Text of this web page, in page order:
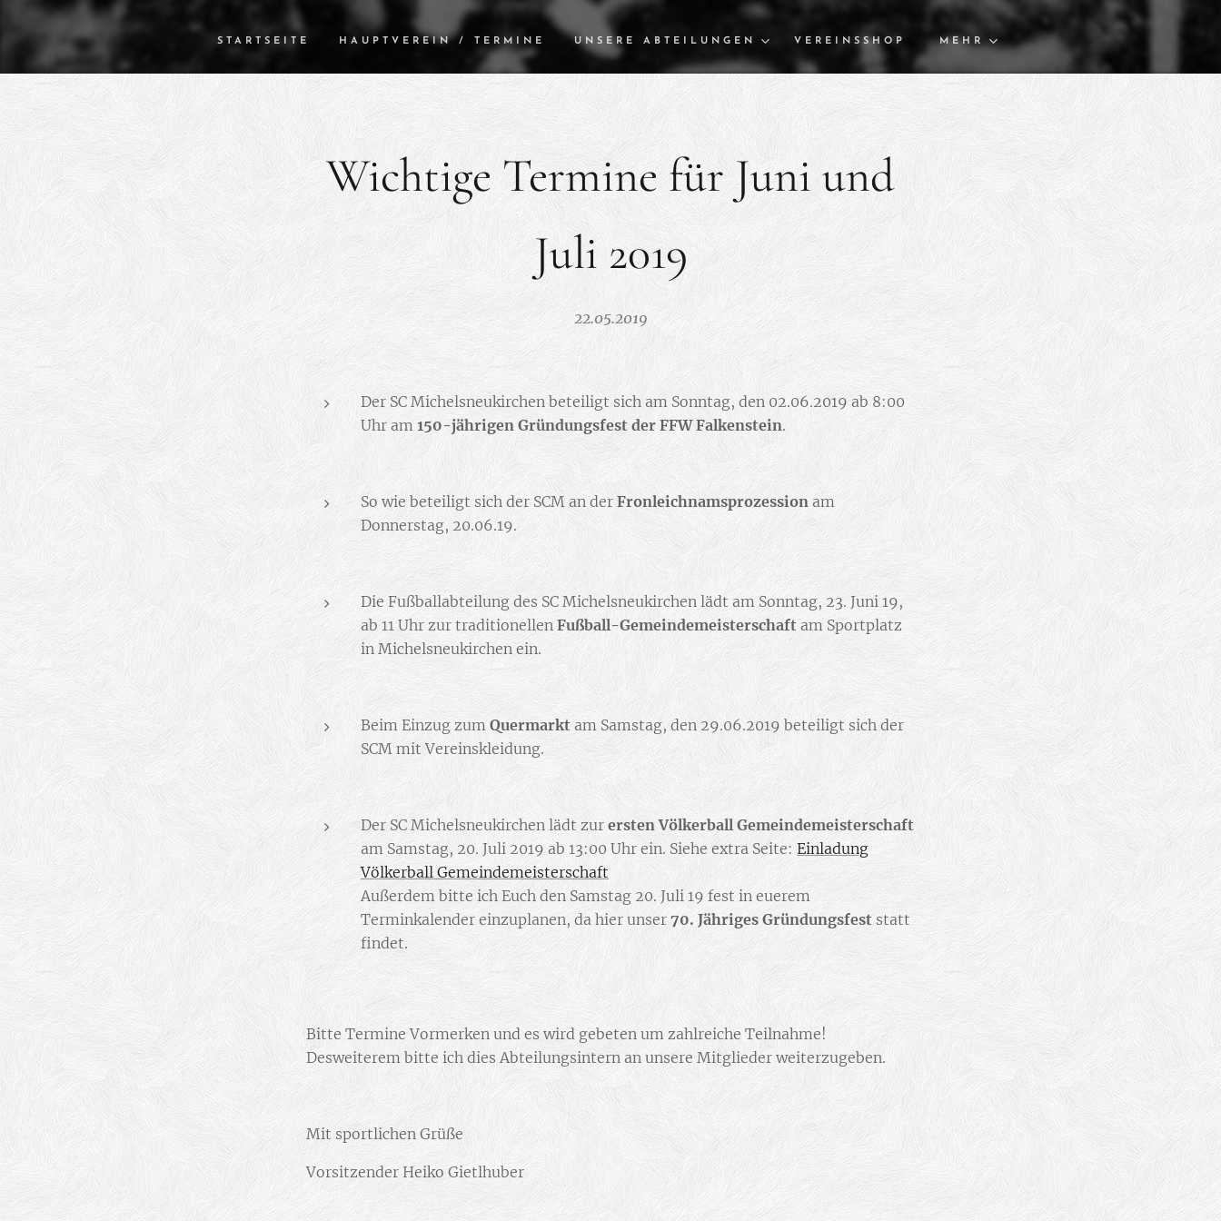
STARTSEITE HAUPTVEREIN / TERMINE UNSERE ABTEILUNGEN VEREINSSHOP MEHR
Wichtige Termine für Juni und
Juli 2019
22.05.2019
Der SC Michelsneukirchen beteiligt sich am Sonntag, den 02.06.2019 ab 8:00
Uhr am 150-jährigen Gründungsfest der FFW Falkenstein.
So wie beteiligt sich der SCM an der Fronleichnamsprozession am
Donnerstag, 20.06.19.
Die Fußballabteilung des SC Michelsneukirchen lädt am Sonntag, 23. Juni 19,
ab 11 Uhr zur traditionellen Fußball-Gemeindemeisterschaft am Sportplatz
in Michelsneukirchen ein.
Beim Einzug zum Quermarkt am Samstag, den 29.06.2019 beteiligt sich der
SCM mit Vereinskleidung.
Der SC Michelsneukirchen lädt zur ersten Völkerball Gemeindemeisterschaft
am Samstag, 20. Juli 2019 ab 13:00 Uhr ein. Siehe extra Seite: Einladung
Völkerball Gemeindemeisterschaft
Außerdem bitte ich Euch den Samstag 20. Juli 19 fest in euerem
Terminkalender einzuplanen, da hier unser 70. Jähriges Gründungsfest statt
findet.
Bitte Termine Vormerken und es wird gebeten um zahlreiche Teilnahme!
Desweiterem bitte ich dies Abteilungsintern an unsere Mitglieder weiterzugeben.
Mit sportlichen Grüße
Vorsitzender Heiko Gietlhuber